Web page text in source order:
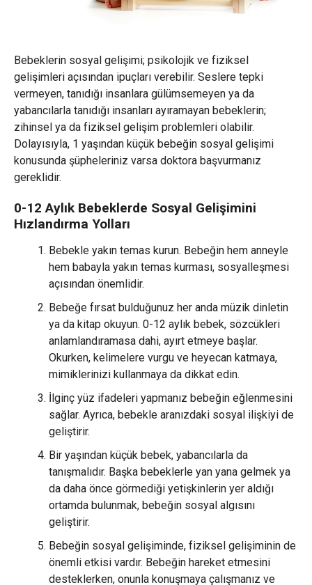
Bebeklerin sosyal gelişimi; psikolojik ve fiziksel
gelişimleri açısından ipuçları verebilir. Seslere tepki
vermeyen, tanıdığı insanlara gülümsemeyen ya da
yabancılarla tanıdığı insanları ayıramayan bebeklerin;
zihinsel ya da fiziksel gelişim problemleri olabilir.
Dolayısıyla, 1 yaşından küçük bebeğin sosyal gelişimi
konusunda şüpheleriniz varsa doktora başvurmanız
gereklidir.
0-12 Aylık Bebeklerde Sosyal Gelişimini
Hızlandırma Yolları
Bebekle yakın temas kurun. Bebeğin hem anneyle
hem babayla yakın temas kurması, sosyalleşmesi
açısından önemlidir.
Bebeğe fırsat bulduğunuz her anda müzik dinletin
ya da kitap okuyun. 0-12 aylık bebek, sözcükleri
anlamlandıramasa dahi, ayırt etmeye başlar.
Okurken, kelimelere vurgu ve heyecan katmaya,
mimiklerinizi kullanmaya da dikkat edin.
İlginç yüz ifadeleri yapmanız bebeğin eğlenmesini
sağlar. Ayrıca, bebekle aranızdaki sosyal ilişkiyi de
geliştirir.
Bir yaşından küçük bebek, yabancılarla da
tanışmalıdır. Başka bebeklerle yan yana gelmek ya
da daha önce görmediği yetişkinlerin yer aldığı
ortamda bulunmak, bebeğin sosyal algısını
geliştirir.
Bebeğin sosyal gelişiminde, fiziksel gelişiminin de
önemli etkisi vardır. Bebeğin hareket etmesini
desteklerken, onunla konuşmaya çalışmanız ve